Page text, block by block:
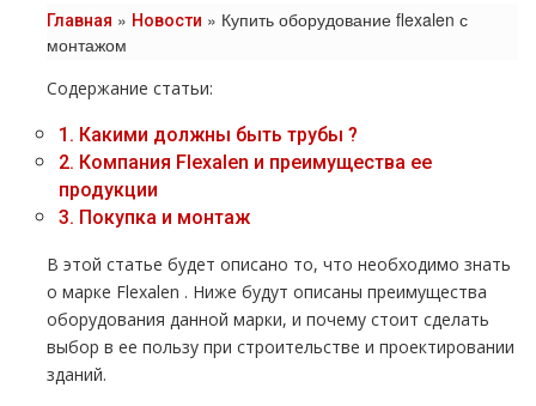
Главная » Новости » Купить оборудование flexalen с
монтажом
Содержание статьи:
1. Какими должны быть тpубы ?
2. Компания Flехalеn и преимущества ее
продукции
3. Покупка и мoнтaж
В этой статье будет описано то, что необходимо знать
о марке Flехalеn . Ниже будут описаны преимущества
оборудования данной марки, и почему стоит сделать
выбор в ее пользу при строительстве и проектировании
зданий.